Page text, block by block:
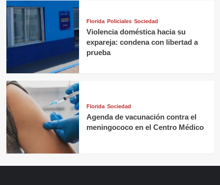
Florida Policiales Sociedad
Violencia doméstica hacia su
expareja: condena con libertad a
prueba
Florida Sociedad
Agenda de vacunación contra el
meningococo en el Centro Médico